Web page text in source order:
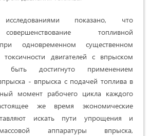
показано, что
топливной
одновременном существенном
двигателей с впрыском
быть достигнуто применением
- впрыска с подачей топлива в
момент рабочего цикла каждого
же время экономические
искать пути упрощения и
аппаратуры впрыска,